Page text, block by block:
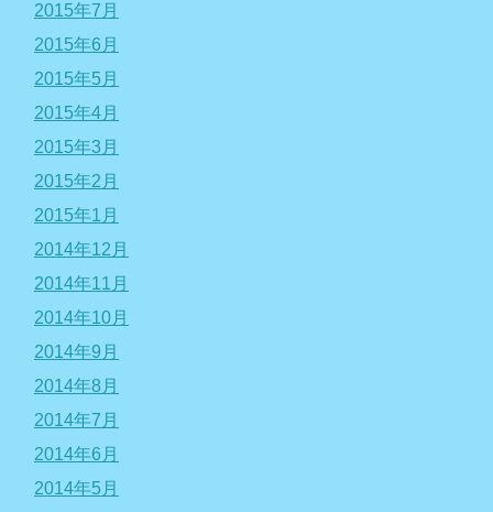
2015年7月
2015年6月
2015年5月
2015年4月
2015年3月
2015年2月
2015年1月
2014年12月
2014年11月
2014年10月
2014年9月
2014年8月
2014年7月
2014年6月
2014年5月